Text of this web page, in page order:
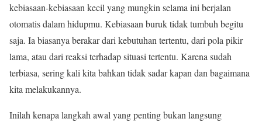
kebiasaan-kebiasaan kecil yang mungkin selama ini berjalan
otomatis dalam hidupmu. Kebiasaan buruk tidak tumbuh begitu
saja. Ia biasanya berakar dari kebutuhan tertentu, dari pola pikir
lama, atau dari reaksi terhadap situasi tertentu. Karena sudah
terbiasa, sering kali kita bahkan tidak sadar kapan dan bagaimana
kita melakukannya.
Inilah kenapa langkah awal yang penting bukan langsung